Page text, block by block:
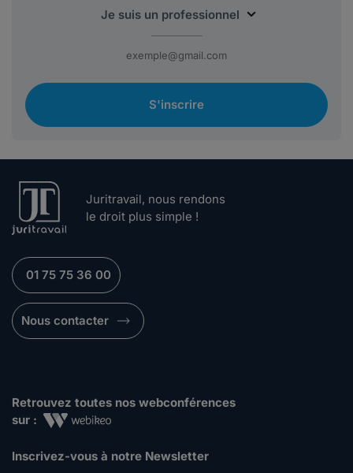
S'inscrire
Juritravail, nous rendons
le droit plus simple !
01 75 75 36 00
Nous contacter
Retrouvez toutes nos webconférences
sur :
Inscrivez-vous à notre Newsletter